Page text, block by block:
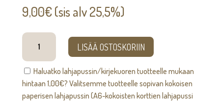
9,00€ (sis alv 25,5%)
Enkeli
kortti
määrä
LISÄÄ OSTOSKORIIN
Haluatko lahjapussin/kirjekuoren tuotteelle mukaan
hintaan 1,00€? Valitsemme tuotteelle sopivan kokoisen
paperisen lahjapussin (A6-kokoisten korttien lahjapussi